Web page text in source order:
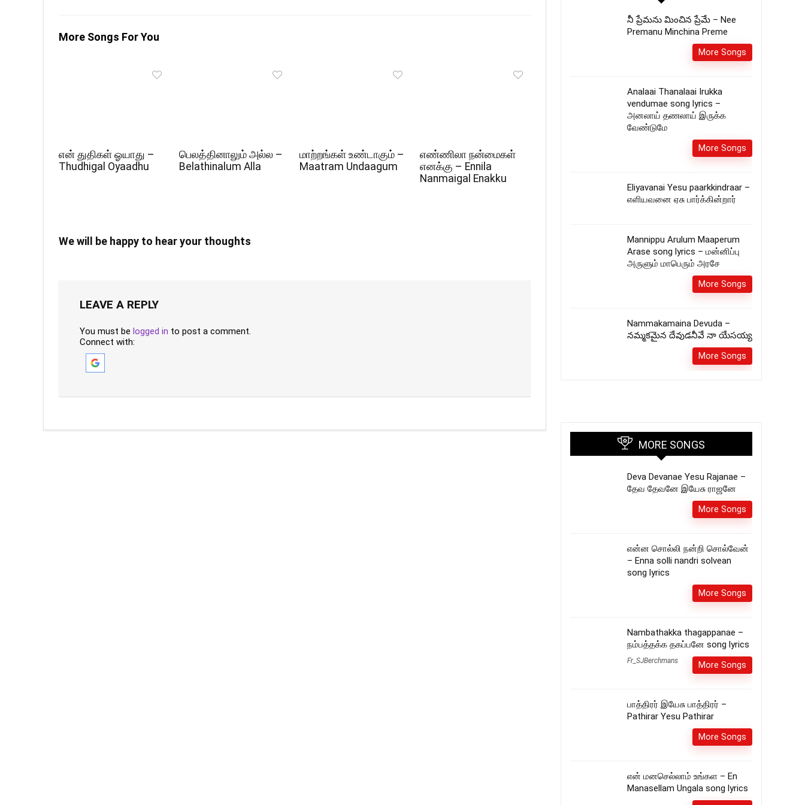
More Songs For You
என் துதிகள் ஓயாது –
Thudhigal Oyaadhu
பெலத்தினாலும் அல்ல –
Belathinalum Alla
மாற்றங்கள் உண்டாகும் –
Maatram Undaagum
எண்ணிலா நன்மைகள்
எனக்கு – Ennila
Nanmaigal Enakku
We will be happy to hear your thoughts
LEAVE A REPLY
You must be logged in to post a comment.
Connect with:
నీ ప్రేమను మించిన ప్రేమే – Nee
Premanu Minchina Preme
More Songs
Analaai Thanalaai Irukka
vendumae song lyrics –
அனலாய் தணலாய் இருக்க
வேண்டுமே
More Songs
Eliyavanai Yesu paarkkindraar –
எளியவனை ஏசு பார்க்கின்றார்
Mannippu Arulum Maaperum
Arase song lyrics – மன்னிப்பு
அருளும் மாபெரும் அரசே
More Songs
Nammakamaina Devuda –
నమ్మకమైన దేవుడనీవే నా యేసయ్య
More Songs
MORE SONGS
Deva Devanae Yesu Rajanae –
தேவ தேவனே இயேசு ராஜனே
More Songs
என்ன சொல்லி நன்றி சொல்வேன்
– Enna solli nandri solvean
song lyrics
More Songs
Nambathakka thagappanae –
நம்பத்தக்க தகப்பனே song lyrics
Fr_SJBerchmans More Songs
பாத்திரர் இயேசு பாத்திரர் –
Pathirar Yesu Pathirar
More Songs
என் மனசெல்லாம் உங்கள – En
Manasellam Ungala song lyrics